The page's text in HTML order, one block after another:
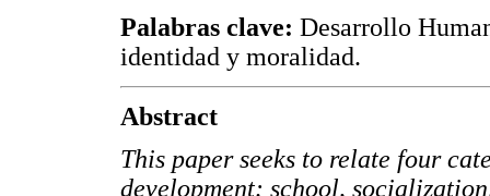
Palabras clave: Desarrollo
identidad y moralidad.
Abstract
This paper seeks to relate four
development: school,